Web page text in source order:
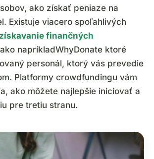
ako získať peniaze na
Existuje viacero spoľahlivých
finančných
ako napríkladWhyDonate ktoré
personál, ktorý vás prevedie
Platformy crowdfundingu vám
ako môžete najlepšie iniciovať a
pre tretiu stranu.